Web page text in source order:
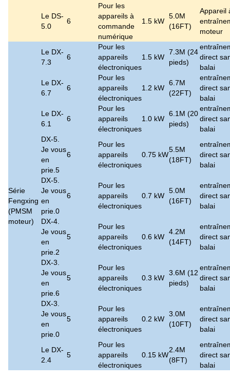
Le DS-
5.0
6
Pour les
appareils à
commande
numérique
1.5 kW
5.0M
(16FT)
Appareil
moteur
Série
Fengxing
(PMSM
moteur)
Le DX-
7.3
6
Pour les
appareils
électroniques
1.5 kW
7.3M (24
pieds)
direct
balai
Le DX-
6.7
6
Pour les
appareils
électroniques
1.2 kW
6.7M
(22FT)
direct
balai
Le DX-
6.1
6
Pour les
appareils
électroniques
1.0 kW
6.1M (20
pieds)
direct
balai
DX-5.
Je vous
en
prie.5
6
Pour les
appareils
électroniques
0.75 kW
5.5M
(18FT)
direct
balai
DX-5.
Je vous
en
prie.0
6
Pour les
appareils
électroniques
0.7 kW
5.0M
(16FT)
direct
balai
DX-4.
Je vous
en
prie.2
5
Pour les
appareils
électroniques
0.6 kW
4.2M
(14FT)
direct
balai
DX-3.
Je vous
en
prie.6
5
Pour les
appareils
électroniques
0.3 kW
3.6M (12
pieds)
direct
balai
DX-3.
Je vous
en
prie.0
5
Pour les
appareils
électroniques
0.2 kW
3.0M
(10FT)
direct
balai
Le DX-
2.4
5
Pour les
appareils
électroniques
0.15 kW
2.4M
(8FT)
direct
balai